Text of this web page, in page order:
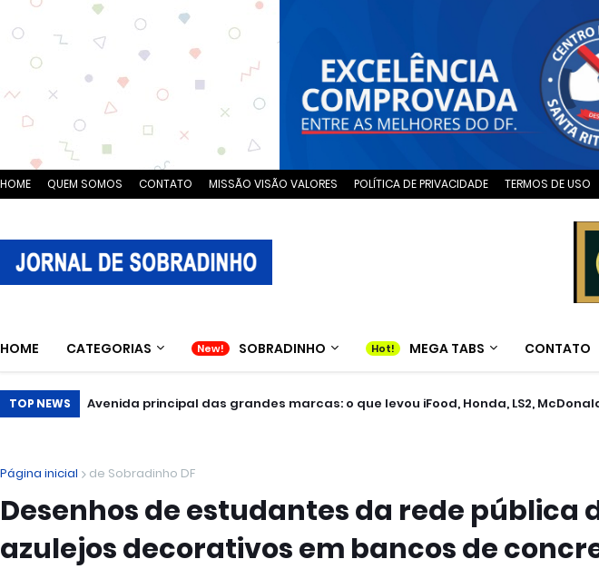
HOME QUEM SOMOS CONTATO MISSÃO VISÃO VALORES POLÍTICA DE PRIVACIDADE TERMOS DE USO
HOME CATEGORIAS SOBRADINHO MEGA TABS CONTATO
TOP NEWS Avenida principal das grandes marcas: o que levou iFood, Honda, LS2,
Página inicial de Sobradinho DF
Desenhos de estudantes da rede pública
azulejos decorativos em bancos de